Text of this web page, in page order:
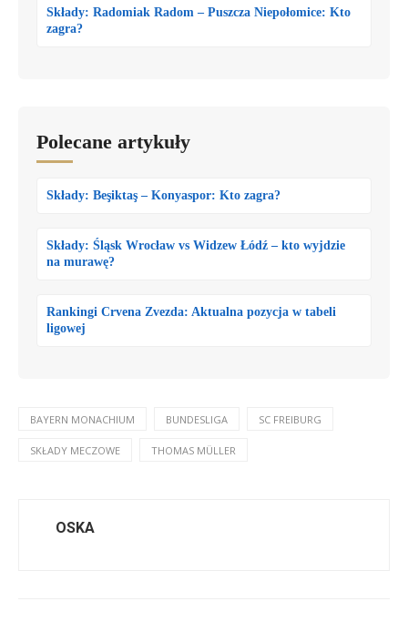
Składy: Radomiak Radom – Puszcza Niepołomice: Kto
zagra?
Polecane artykuły
Składy: Beşiktaş – Konyaspor: Kto zagra?
Składy: Śląsk Wrocław vs Widzew Łódź – kto wyjdzie
na murawę?
Rankingi Crvena Zvezda: Aktualna pozycja w tabeli
ligowej
BAYERN MONACHIUM BUNDESLIGA SC FREIBURG
SKŁADY MECZOWE THOMAS MÜLLER
OSKA